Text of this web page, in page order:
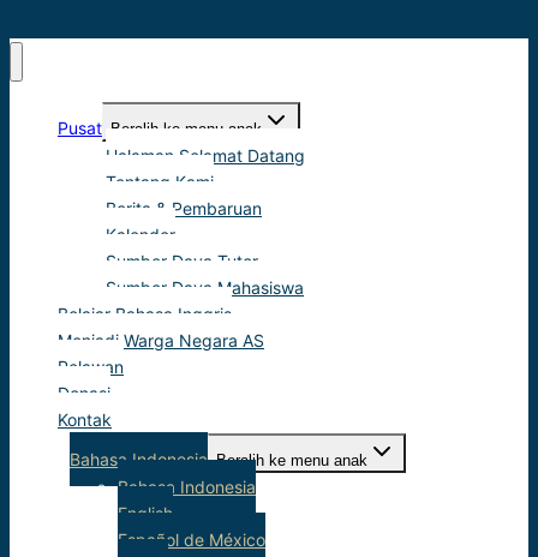
Pusat Beralih ke menu anak
Halaman Selamat Datang
Tentang Kami
Berita & Pembaruan
Kalender
Sumber Daya Tutor
Sumber Daya Mahasiswa
Belajar Bahasa Inggris
Menjadi Warga Negara AS
Relawan
Donasi
Kontak
Bahasa Indonesia Beralih ke menu anak
Bahasa Indonesia
English
Español de México